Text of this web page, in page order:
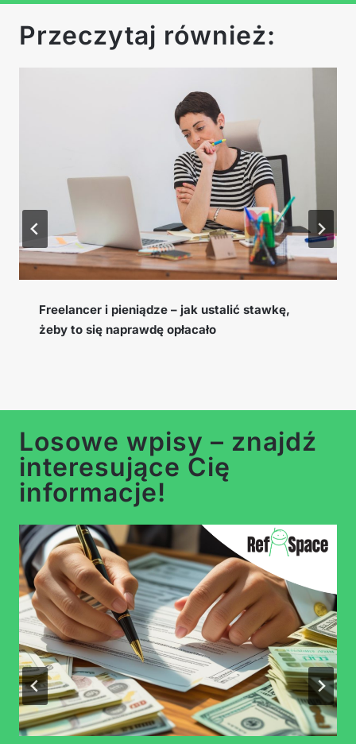
Przeczytaj również:
Cookie window, EPC i konwersja – słowniczek
pojęć afiliacyjnych, które musisz znać
Losowe wpisy – znajdź
interesujące Cię
informacje!